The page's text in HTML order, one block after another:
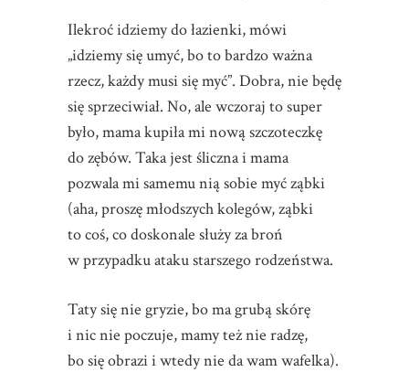
Ilekroć idziemy do łazienki, mówi
„idziemy się umyć, bo to bardzo ważna
rzecz, każdy musi się myć”. Dobra, nie będę
się sprzeciwiał. No, ale wczoraj to super
było, mama kupiła mi nową szczoteczkę
do zębów. Taka jest śliczna i mama
pozwala mi samemu nią sobie myć ząbki
(aha, proszę młodszych kolegów, ząbki
to coś, co doskonale służy za broń
w przypadku ataku starszego rodzeństwa.
Taty się nie gryzie, bo ma grubą skórę
i nic nie poczuje, mamy też nie radzę,
bo się obrazi i wtedy nie da wam wafelka).